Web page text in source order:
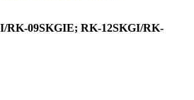
RK-09SKGIE; RK-12SKGI/RK-